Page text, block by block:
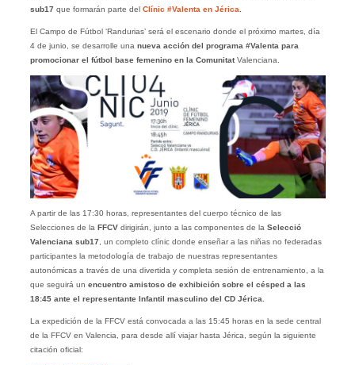
sub17 que formarán parte del Clínic #Valenta en Jérica
El Campo de Fútbol ‘Randurias’ será el escenario donde el próximo martes, día
4 de junio, se desarrolle una nueva acción del programa #Valenta para
promocionar el fútbol base femenino en la ComunitatValenciana.
A partir de las 17:30 horas, representantes del cuerpo técnico de las
Selecciones de la FFCVdirigirán, junto a las componentes de la Selecció
Valenciana sub17 , un completo clínic donde enseñar a las niñas no federadas
participantes la metodología de trabajo de nuestras representantes
autonómicas a través de una divertida y completa sesión de entrenamiento, a la
que seguirá un encuentro amistoso de exhibición sobre el césped a las
18:45 ante el representante Infantil masculino del CD Jérica.
La expedición de la FFCV está convocada a las 15:45 horas en la sede central
de la FFCV en Valencia, para desde allí viajar hasta Jérica, según la siguiente
citación oficial: